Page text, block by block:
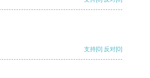
支持[0] 反对[0]